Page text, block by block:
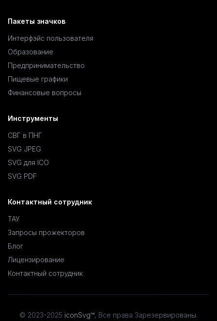
Пакеты значков
Интерфэйс пользователя
Образование
Предпринимательство
Пищевые графики
Финансовые вопросы
Инструменты
СВГ в ПНГ
SVG JPEG
SVG для ICO
SVG PDF
Контактный сотрудник
ТАУ
Запросы прожекторов
Блог
Лицензирование
Контактный сотрудник
© 2023-2025 iconSvg™, Все права Зарезервированы.